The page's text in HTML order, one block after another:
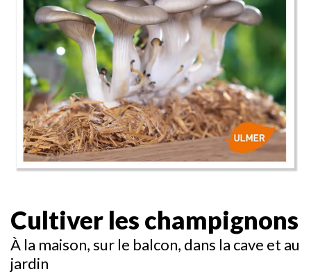
Cultiver les champignons
À la maison, sur le balcon, dans la cave et au
jardin